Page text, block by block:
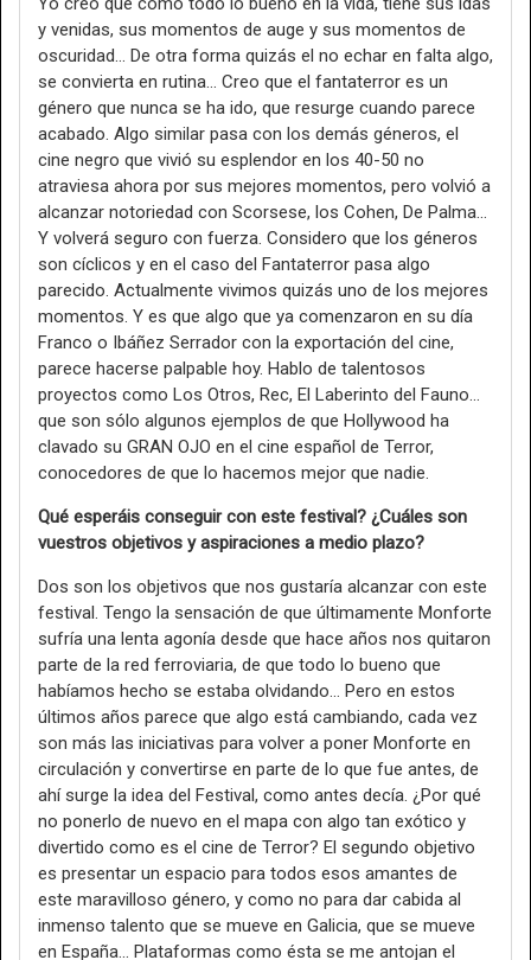
y venidas, sus momentos de auge y sus momentos de
oscuridad… De otra forma quizás el no echar en falta algo,
se convierta en rutina… Creo que el fantaterror es un
género que nunca se ha ido, que resurge cuando parece
acabado. Algo similar pasa con los demás géneros, el
cine negro que vivió su esplendor en los 40-50 no
atraviesa ahora por sus mejores momentos, pero volvió a
alcanzar notoriedad con Scorsese, los Cohen, De Palma…
Y volverá seguro con fuerza. Considero que los géneros
son cíclicos y en el caso del Fantaterror pasa algo
parecido. Actualmente vivimos quizás uno de los mejores
momentos. Y es que algo que ya comenzaron en su día
Franco o Ibáñez Serrador con la exportación del cine,
parece hacerse palpable hoy. Hablo de talentosos
proyectos como Los Otros, Rec, El Laberinto del Fauno…
que son sólo algunos ejemplos de que Hollywood ha
clavado su GRAN OJO en el cine español de Terror,
conocedores de que lo hacemos mejor que nadie.
Qué esperáis conseguir con este festival? ¿Cuáles son
vuestros objetivos y aspiraciones a medio plazo?
Dos son los objetivos que nos gustaría alcanzar con este
festival. Tengo la sensación de que últimamente Monforte
sufría una lenta agonía desde que hace años nos quitaron
parte de la red ferroviaria, de que todo lo bueno que
habíamos hecho se estaba olvidando… Pero en estos
últimos años parece que algo está cambiando, cada vez
son más las iniciativas para volver a poner Monforte en
circulación y convertirse en parte de lo que fue antes, de
ahí surge la idea del Festival, como antes decía. ¿Por qué
no ponerlo de nuevo en el mapa con algo tan exótico y
divertido como es el cine de Terror? El segundo objetivo
es presentar un espacio para todos esos amantes de
este maravilloso género, y como no para dar cabida al
inmenso talento que se mueve en Galicia, que se mueve
en España… Plataformas como ésta se me antojan el